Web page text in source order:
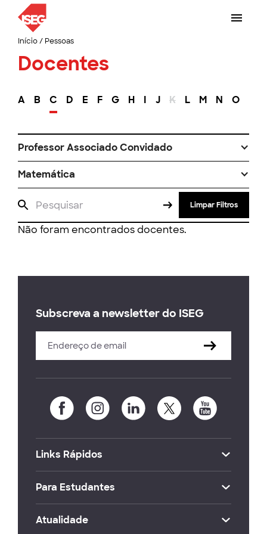
Início/ Pessoas
Docentes
A B C D E F G H I J K L M N O
Professor Associado Convidado
Matemática
Limpar Filtros
Não foram encontrados docentes.
Subscreva a newsletter do ISEG
Links Rápidos
Para Estudantes
Atualidade